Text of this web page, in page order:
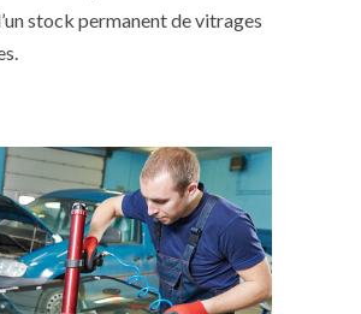
stock permanent de vitrages